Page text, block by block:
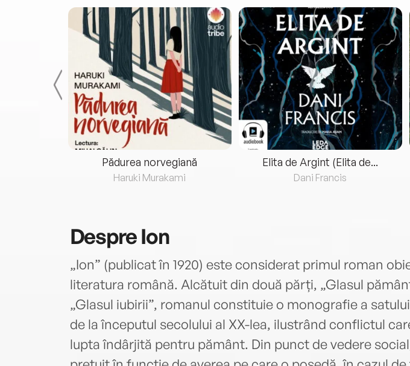
Pădurea norvegiană
Haruki Murakami
Elita de Argint (Elita de...
Dani Francis
DespreIon
„Ion” (publicat în 1920) este considerat primul roman
literatura română. Alcătuit din două părți, „Glasul
„Glasul iubirii”, romanul constituie o monografie a
de la începutul secolului al XX-lea, ilustrând conflictul
lupta îndârjită pentru pământ. Din punct de vedere